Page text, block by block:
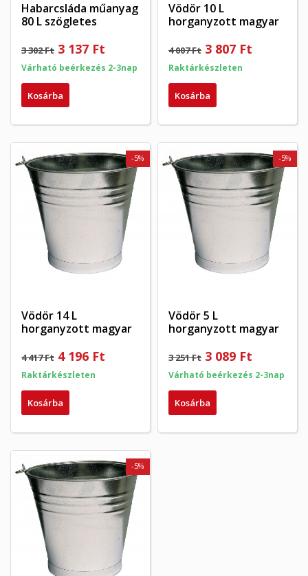
Habarcsláda műanyag
80 L szögletes
3 302 Ft 3 137 Ft
Várható beérkezés 2-3nap
Kosárba
Vödör 10 L
horganyzott magyar
4 007 Ft 3 807 Ft
Raktárkészleten
Kosárba
Vödör 14 L
horganyzott magyar
4 417 Ft
-5%
4 196 Ft
Raktárkészleten
Kosárba
Vödör 5 L
horganyzott magyar
3 251 Ft
-5%
3 089 Ft
Várható beérkezés 2-3nap
Kosárba
-5%
My wishlists ×
((modalTitle)) ×
((confirmMessage))
Kívánságlista létrehozása ×
Kívánságlista neve
Mégsem Kívánságlista létrehozása
Bejelentkezés ×
Be kell jelentkezned a termékek kívánságlistába történő
mentéséhez.
Bejelentkezés